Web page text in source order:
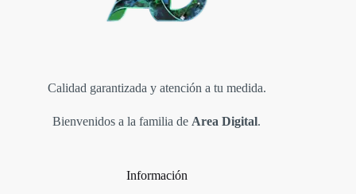
Calidad garantizada y atención a tu medida.
Bienvenidos a la familia de Area Digital.
Información